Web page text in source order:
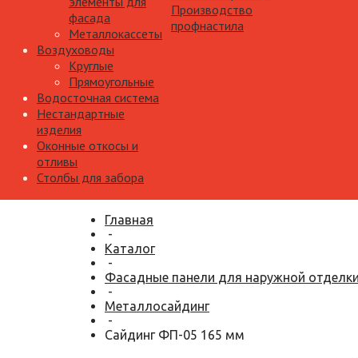
фасада
Металлокассеты
Воздуховоды
Круглые
Прямоугольные
Водосточная система
Нестандартные
изделия
Оконные откосы и
отливы
Столбы для забора
Производство
профнастила
Главная
-
Каталог
-
Фасадные панели для наружной отделки
-
Металлосайдинг
-
Сайдинг ФП-05 165 мм